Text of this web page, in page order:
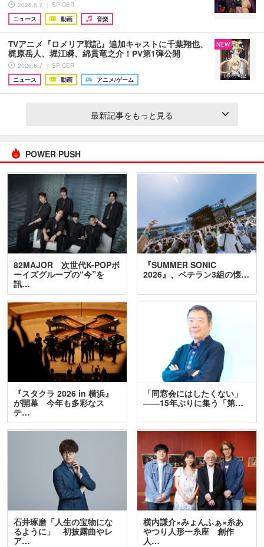
2026.8.7 ｜ SPICER
ニュース
動画 音楽
TVアニメ『ロメリア戦記』追加キャストに千葉翔也、
梶原岳人、堀江瞬、綿貫竜之介！PV第1弾公開
2026.8.7 ｜ SPICER
ニュース
動画 アニメ/ゲーム
NEW
最新記事をもっと見る
POWER PUSH
82MAJOR 次世代K-POPボ
ーイズグループの“今”を
訊…
『SUMMER SONIC
2026』、ベテラン3組の懐…
『スタクラ 2026 in 横浜』
が開幕 今年も多彩なス
テ…
「同窓会にはしたくない」
――15年ぶりに集う「第…
石井琢磨「人生の宝物にな
るように」 初披露曲やレ
ア…
横内謙介×みょんふぁ×糸あ
やつり人形一糸座 創作
人…